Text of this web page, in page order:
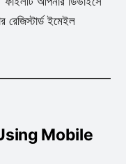
ইমেইল
Mobile